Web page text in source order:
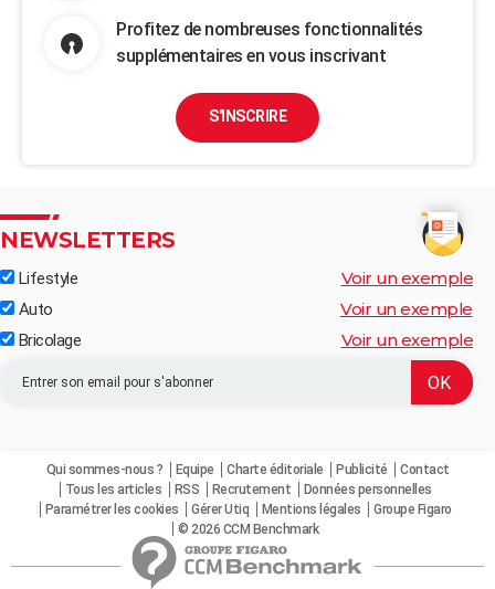
Profitez de nombreuses fonctionnalités
supplémentaires en vous inscrivant
S'INSCRIRE
NEWSLETTERS
Lifestyle Voir un exemple
Auto Voir un exemple
Bricolage Voir un exemple
Qui sommes-nous ? Equipe Charte éditoriale Publicité
Contact
Tous les articles
RSS Recrutement
Données personnelles
Paramétrer les cookies
Gérer Utiq Mentions légales
Groupe Figaro
© 2026 CCM Benchmark